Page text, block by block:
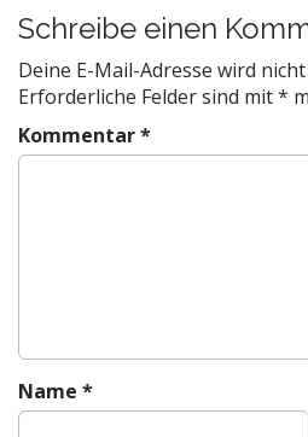
s
t
n
a
v
n
Schreibe einen
Deine E-Mail-Adresse wird
Erforderliche Felder sind mit*
Kommentar*
Name *